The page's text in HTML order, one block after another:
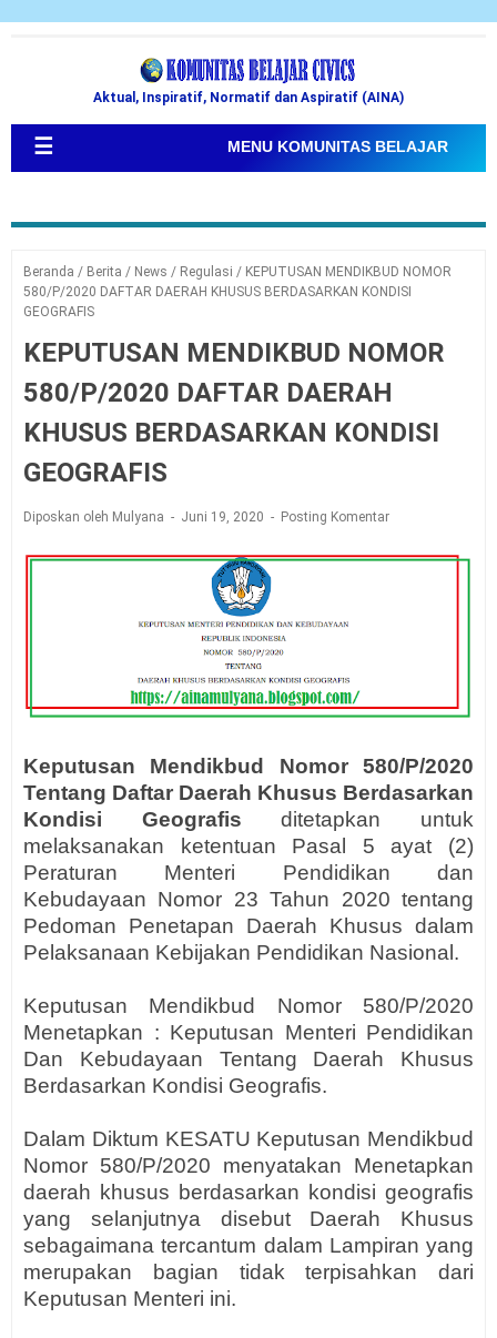
Aktual, Inspiratif, Normatif dan Aspiratif (AINA)
☰ MENU KOMUNITAS BELAJAR
Beranda / Berita / News / Regulasi / KEPUTUSAN MENDIKBUD NOMOR
580/P/2020 DAFTAR DAERAH KHUSUS BERDASARKAN KONDISI
GEOGRAFIS
KEPUTUSAN MENDIKBUD NOMOR
580/P/2020 DAFTAR DAERAH
KHUSUS BERDASARKAN KONDISI
GEOGRAFIS
Diposkan oleh Mulyana Juni 19, 2020 Posting Komentar
Keputusan Mendikbud Nomor 580/P/2020
Tentang Daftar Daerah Khusus Berdasarkan
Kondisi Geografis ditetapkan untuk
melaksanakan ketentuan Pasal 5 ayat (2)
Peraturan Menteri Pendidikan dan
Kebudayaan Nomor 23 Tahun 2020 tentang
Pedoman Penetapan Daerah Khusus dalam
Pelaksanaan Kebijakan Pendidikan Nasional.
Keputusan Mendikbud Nomor 580/P/2020
Menetapkan : Keputusan Menteri Pendidikan
Dan Kebudayaan Tentang Daerah Khusus
Berdasarkan Kondisi Geografis.
Dalam Diktum KESATU Keputusan Mendikbud
Nomor 580/P/2020 menyatakan Menetapkan
daerah khusus berdasarkan kondisi geografis
yang selanjutnya disebut Daerah Khusus
sebagaimana tercantum dalam Lampiran yang
merupakan bagian tidak terpisahkan dari
Keputusan Menteri ini.